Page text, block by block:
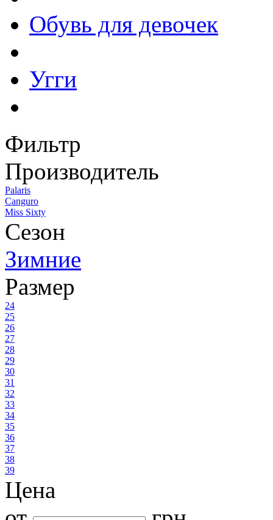
Обувь для девочек
Угги
Фильтр
Производитель
Palaris
Canguro
Miss Sixty
Сезон
Зимние
Размер
24
25
26
27
28
29
30
31
32
33
34
35
36
37
38
39
Цена